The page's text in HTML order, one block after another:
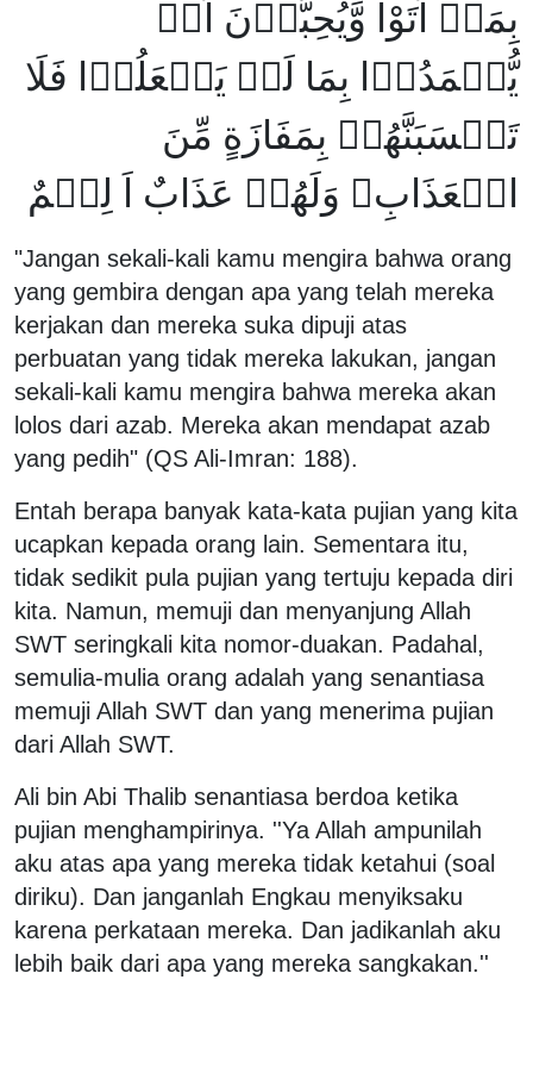
بِمَاۤ اَتَوْا وَّيُحِبُّوۡنَ اَنۡ
يُّحۡمَدُوۡا بِمَا لَمۡ يَفۡعَلُوۡا فَلَا
تَحۡسَبَنَّهُمۡ بِمَفَازَةٍ مِّنَ
الۡعَذَابِ‌ۚ وَلَهُمۡ عَذَابٌ اَ لِيۡمٌ
"Jangan sekali-kali kamu mengira bahwa orang
yang gembira dengan apa yang telah mereka
kerjakan dan mereka suka dipuji atas
perbuatan yang tidak mereka lakukan, jangan
sekali-kali kamu mengira bahwa mereka akan
lolos dari azab. Mereka akan mendapat azab
yang pedih" (QS Ali-Imran: 188).
Entah berapa banyak kata-kata pujian yang kita
ucapkan kepada orang lain. Sementara itu,
tidak sedikit pula pujian yang tertuju kepada diri
kita. Namun, memuji dan menyanjung Allah
SWT seringkali kita nomor-duakan. Padahal,
semulia-mulia orang adalah yang senantiasa
memuji Allah SWT dan yang menerima pujian
dari Allah SWT.
Ali bin Abi Thalib senantiasa berdoa ketika
pujian menghampirinya. ''Ya Allah ampunilah
aku atas apa yang mereka tidak ketahui (soal
diriku). Dan janganlah Engkau menyiksaku
karena perkataan mereka. Dan jadikanlah aku
lebih baik dari apa yang mereka sangkakan.''